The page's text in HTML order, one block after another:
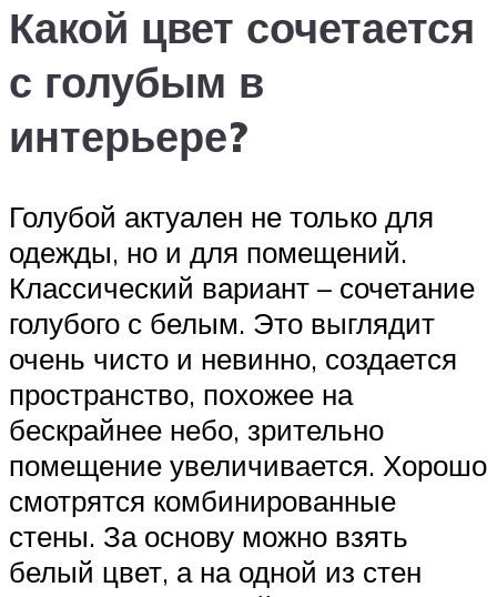
Какой цвет сочетается
с голубым в
интерьере?
Голубой актуален не только для
одежды, но и для помещений.
Классический вариант – сочетание
голубого с белым. Это выглядит
очень чисто и невинно, создается
пространство, похожее на
бескрайнее небо, зрительно
помещение увеличивается. Хорошо
смотрятся комбинированные
стены. За основу можно взять
белый цвет, а на одной из стен